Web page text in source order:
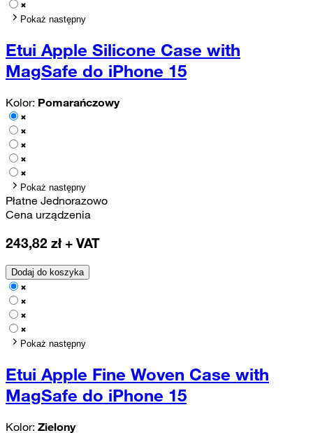
Pokaż następny
Etui Apple Silicone Case with
MagSafe do iPhone 15
Kolor: Pomarańczowy
Pokaż następny
Płatne Jednorazowo
Cena urządzenia
243,82 zł + VAT
Dodaj do koszyka
Pokaż następny
Etui Apple Fine Woven Case with
MagSafe do iPhone 15
Kolor: Zielony